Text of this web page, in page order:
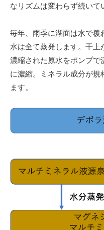
なリズムは変わらず続いて
毎年、雨季に湖面は水で覆
水は全て蒸発します。干上
濃縮された原水をポンプで
に濃縮。ミネラル成分が
ます。